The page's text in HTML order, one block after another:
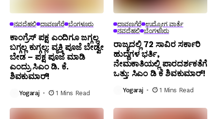
ನವದೆಹಲಿ ದಾವಣಗೆರೆ ಬೆಂಗಳೂರು
ಕಾಂಗ್ರೆಸ್ ಪಕ್ಷ ಎಂದಿಗೂ ಜಗ್ಗಲ್ಲ
ಬಗ್ಗಲ್ಲ ಕುಗ್ಗಲ್ಲ: ವ್ಯಕ್ತಿ ಪೂಜೆ ಬೇಡ್ವೇ
ಬೇಡ – ಪಕ್ಷ ಪೂಜೆ ಮಾಡಿ
ಎಂದ್ರು ಸಿಎಂ ಡಿ. ಕೆ.
ಶಿವಕುಮಾರ್!
Yogaraj 1 Mins Read
ದಾವಣಗೆರೆ ಉದ್ಯೋಗ ವಾರ್ತೆ
ನವದೆಹಲಿ ಬೆಂಗಳೂರು
ರಾಜ್ಯದಲ್ಲಿ 72 ಸಾವಿರ ಸರ್ಕಾರಿ
ಹುದ್ದೆಗಳ ಭರ್ತಿ,
ನೇಮಕಾತಿಯಲ್ಲಿ ಪಾರದರ್ಶಕತೆಗೆ
ಒತ್ತು: ಸಿಎಂ ಡಿ ಕೆ ಶಿವಕುಮಾರ್!
Yogaraj 1 Mins Read